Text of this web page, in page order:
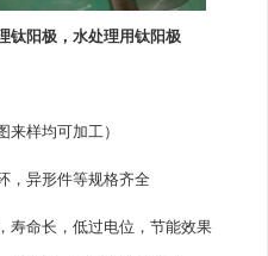
钛阳极，水处理用钛阳极
来样均可加工）
，异形件等规格齐全
寿命长，低过电位，节能效果